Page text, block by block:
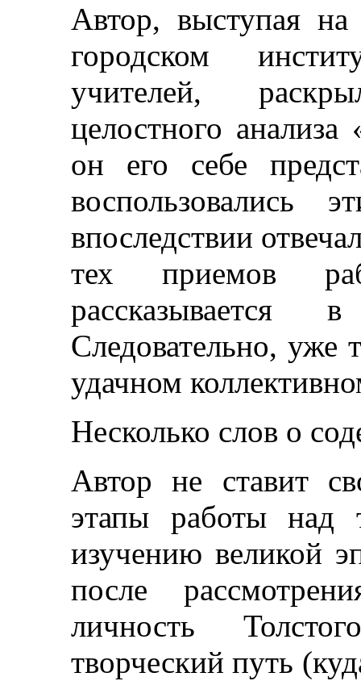
Автор, выступая
городском
учителей,
целостного
он его себе
воспользовались
впоследствии
тех приемов
рассказывается
Следовательно, уже
удачном
Несколько слов о
Автор не ставит
этапы работы над
изучению великой
после
личность
творческий путь